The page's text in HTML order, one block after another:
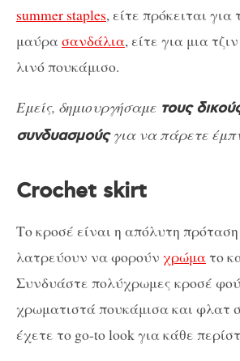
summer staples, είτε πρόκειται
μαύρασανδάλια, είτε για μια
λινό πουκάμισο.
Εμείς, δημιουργήσαμε τους
συνδυασμούςγια να πάρετε
Crochet skirt
Το κροσέ είναι η απόλυτη
λατρεύουν να φορούν χρώματο
Συνδυάστε πολύχρωμες κροσέ
χρωματιστά πουκάμισα και φλατ
έχετε το go-to look για κάθε